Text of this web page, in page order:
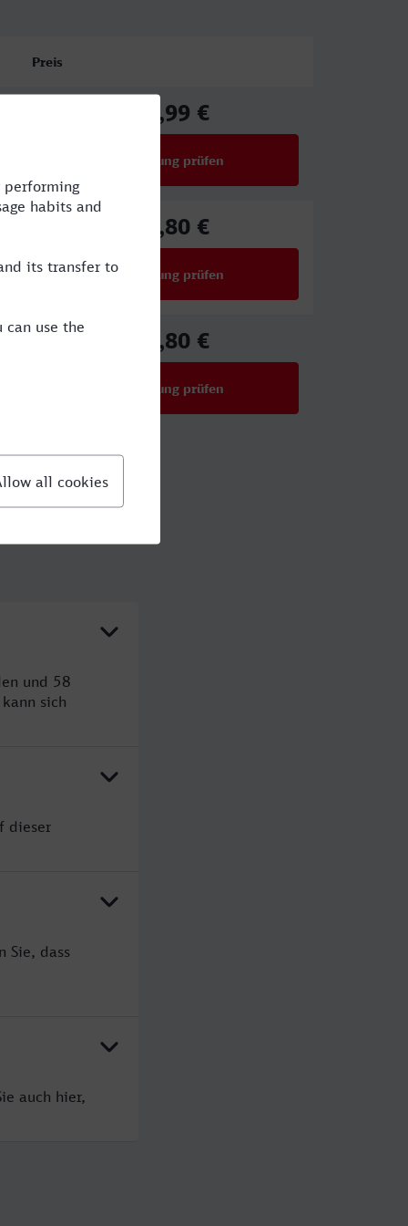
Preis
20,99 €
Verbindung prüfen
25,80 €
Verbindung prüfen
25,80 €
Verbindung prüfen
und 58
sich
dieser
Sie, dass
auch hier,